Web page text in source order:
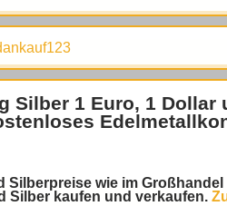
Silber 1 Euro, 1 Dollar
Silberpreise wie im
Silber kaufen und verkaufen.